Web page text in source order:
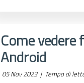
Come
Android
05 Nov 2023 | Tempo di